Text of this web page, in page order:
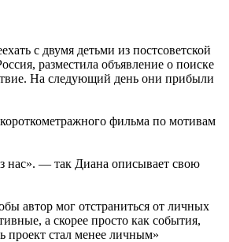
с двумя детьми из постсоветской
разместила объявление о поиске
На следующий день они прибыли
фильма по мотивам
нас». — так Диана описывает свою
автор мог отстраниться от личных
а скорее просто как события,
проект стал менее личным»